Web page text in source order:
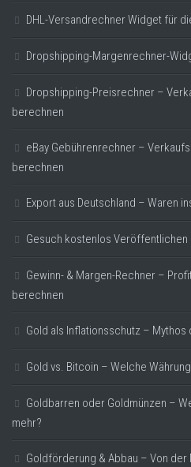
DHL-Versandrechner Widget für
Dropshipping-Margenrechner-
Dropshipping-Preisrechner –
berechnen
eBay Gebührenrechner –
berechnen
Export aus Deutschland – Waren
Gesuch kostenlos Veröffentlichen
Gewinn- & Margen-Rechner –
berechnen
Gold als Inflationsschutz – Mythos
Gold vs. Bitcoin – Welche
Goldbarren oder Goldmünzen –
mehr?
Goldförderung & Abbau – Von der